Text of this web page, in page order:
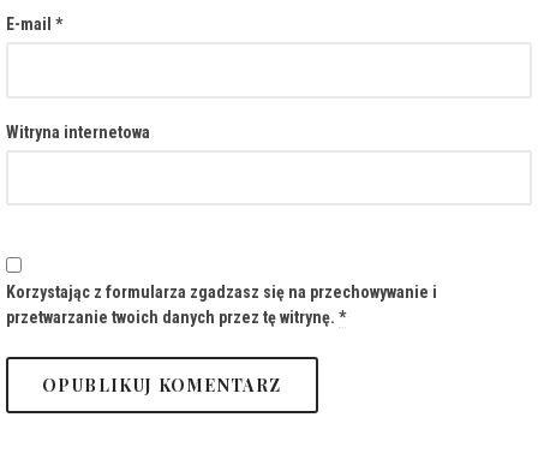
E-mail *
Witryna internetowa
Korzystając z formularza zgadzasz się na przechowywanie i
przetwarzanie twoich danych przez tę witrynę. *